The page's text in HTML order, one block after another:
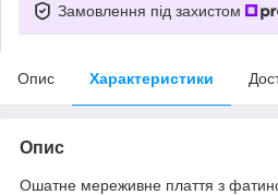
Замовлення під захистом
Опис Характеристики
Опис
Ошатне мереживне плаття з